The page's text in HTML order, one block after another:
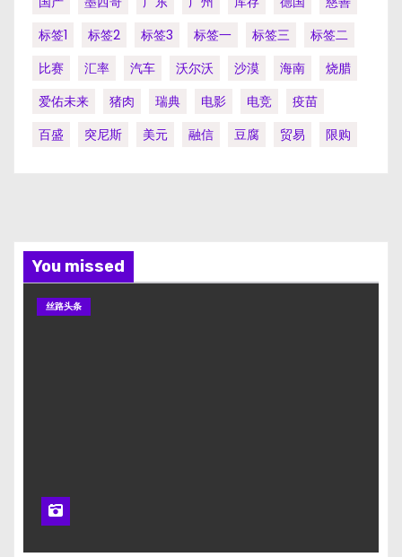
标签1
标签2 标签3 标签一 标签三
标签二
比赛
汇率 汽车 沃尔沃 沙漠 海南
烧腊
爱佑未来
猪肉 瑞典 电影 电竞
疫苗
百盛
突尼斯 美元 融信 豆腐 贸易 限购
You missed
丝路头条